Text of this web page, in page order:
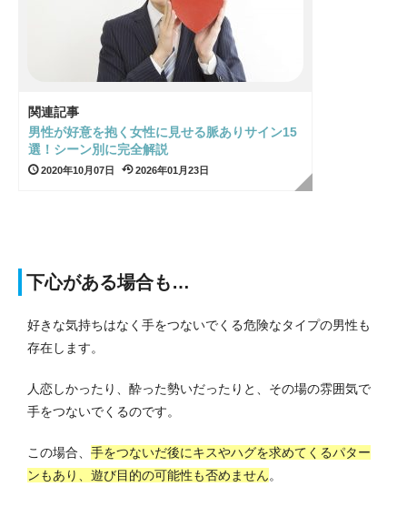
関連記事
男性が好意を抱く女性に見せる脈ありサイン15
選！シーン別に完全解説
2020年10月07日 2026年01月23日
下心がある場合も…
好きな気持ちはなく手をつないでくる危険なタイプの男性も
存在します。
人恋しかったり、酔った勢いだったりと、その場の雰囲気で
手をつないでくるのです。
この場合、 手をつないだ後にキスやハグを求めてくるパター
ンもあり、遊び目的の可能性も否めません。